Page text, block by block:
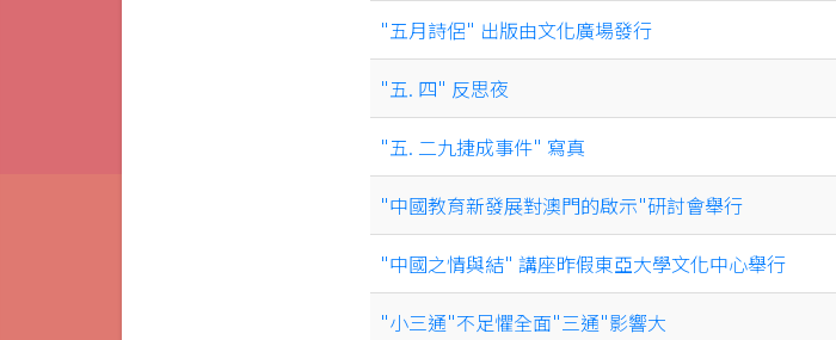
"五月詩侶" 出版由文化廣場發行
"五. 四" 反思夜
"五. 二九捷成事件" 寫真
"中國教育新發展對澳門的啟示"研討會舉行
"中國之情與結" 講座昨假東亞大學文化中心舉行
"小三通"不足懼全面"三通"影響大